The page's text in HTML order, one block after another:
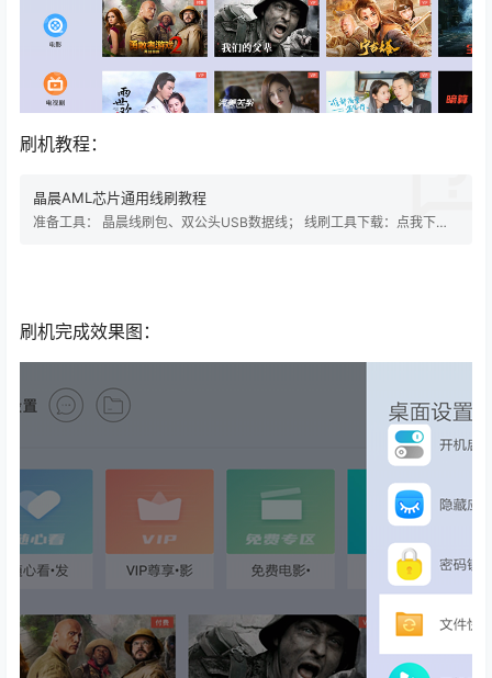
刷机教程：
晶晨AML芯片通用线刷教程
准备工具： 晶晨线刷包、双公头USB数据线； 线刷工具下载：点我下载
刷机完成效果图：